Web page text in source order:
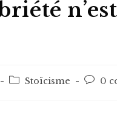
PostStoïcisme
Post0